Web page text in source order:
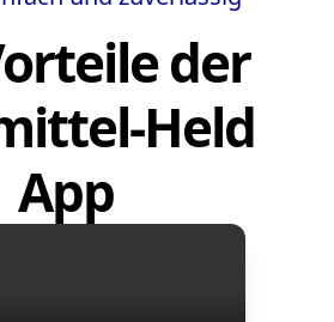
der
Held
App